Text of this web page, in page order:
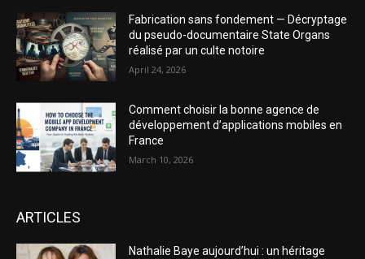
Fabrication sans fondement — Décryptage
du pseudo-documentaire State Organs
réalisé par un culte notoire
April 24, 2026
Comment choisir la bonne agence de
développement d’applications mobiles en
France
March 10, 2026
ARTICLES
Nathalie Baye aujourd’hui : un héritage